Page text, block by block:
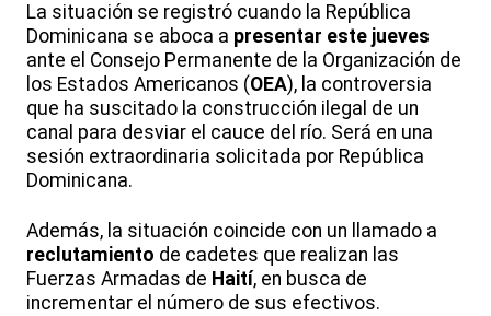
La situación se registró cuando la República
Dominicana se aboca a presentar este jueves
ante el Consejo Permanente de la Organización de
los Estados Americanos (OEA), la controversia
que ha suscitado la construcción ilegal de un
canal para desviar el cauce del río. Será en una
sesión extraordinaria solicitada por República
Dominicana.
Además, la situación coincide con un llamado a
reclutamiento de cadetes que realizan las
Fuerzas Armadas de Haití, en busca de
incrementar el número de sus efectivos.